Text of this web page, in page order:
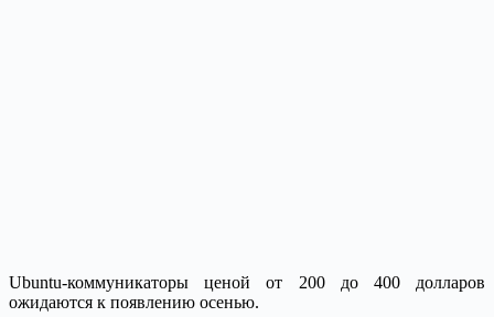
Ubuntu-коммуникаторы ценой от 200 до 400 долларов
ожидаются к появлению осенью.